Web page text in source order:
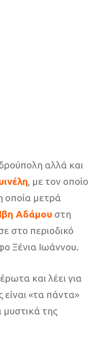
αλλά και
, με τον οποίο
οποία μετρά
Αδάμου στη
στο περιοδικό
Ξένια Ιωάννου.
και λέει για
«τα πάντα»
της